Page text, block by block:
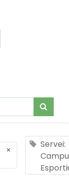
×
Servei: